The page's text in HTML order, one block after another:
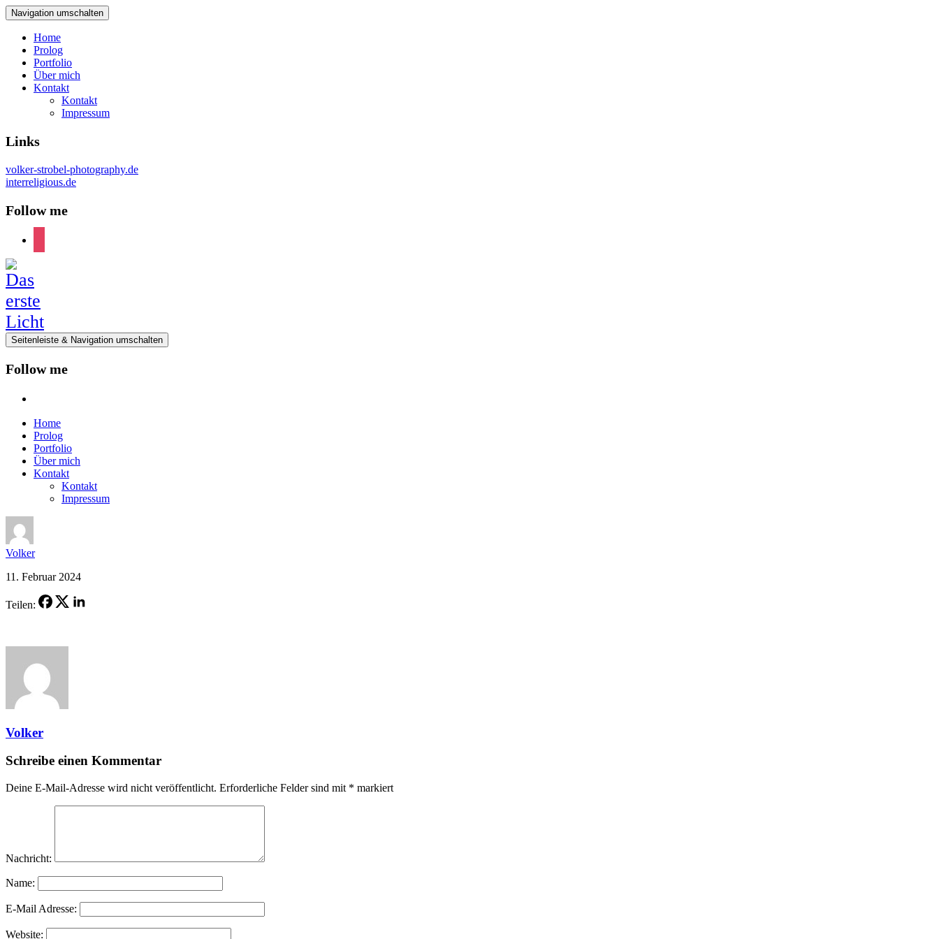
Navigation umschalten
Home
Prolog
Portfolio
Über mich
Kontakt
Kontakt
Impressum
Links
volker-strobel-photography.de
interreligious.de
Follow me
Seitenleiste & Navigation umschalten
Follow me
Home
Prolog
Portfolio
Über mich
Kontakt
Kontakt
Impressum
Volker
11. Februar 2024
Teilen:
Volker
Schreibe einen Kommentar
Deine E-Mail-Adresse wird nicht veröffentlicht. Erforderliche Felder sind mit * markiert
Nachricht:
Name:
E-Mail Adresse:
Website: